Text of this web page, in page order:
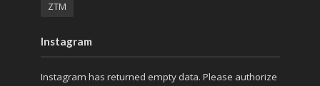
ZTM
Instagram
Instagram has returned empty data. Please authorize